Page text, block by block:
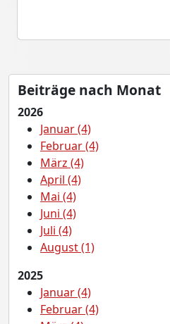
Beiträge nach Monat
2026
Januar (4)
Februar (4)
März (4)
April (4)
Mai (4)
Juni (4)
Juli (4)
August (1)
2025
Januar (4)
Februar (4)